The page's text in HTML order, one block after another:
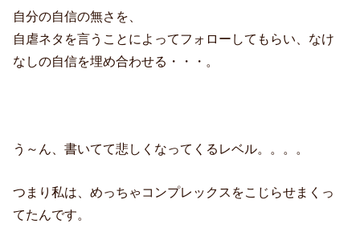
自分の自信の無さを、
自虐ネタを言うことによってフォローしてもらい、なけ
なしの自信を埋め合わせる・・・。
う～ん、書いてて悲しくなってくるレベル。。。。
つまり私は、めっちゃコンプレックスをこじらせまくっ
てたんです。